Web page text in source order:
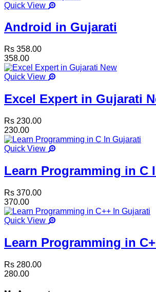
Quick View
Android in Gujarati
Rs 358.00
358.00
Quick View
Excel Expert in Gujarati
Rs 230.00
230.00
Quick View
Learn Programming in C
Rs 370.00
370.00
Quick View
Learn Programming in
Rs 280.00
280.00